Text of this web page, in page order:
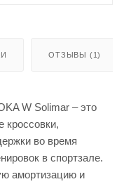
ОТЗЫВЫ (1)
W Solimar – это
кроссовки,
во время
в спортзале.
амортизацию и